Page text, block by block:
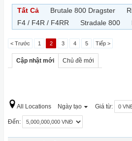
Tất Cả Brutale 800 Dragster
F4 / F4R / F4RR
Stradale 800
< Trước 1 2 3 4 5 Tiếp >
Cập nhật mới Chủ đề mới
All Locations Ngày tạo Giá từ:
Đến: